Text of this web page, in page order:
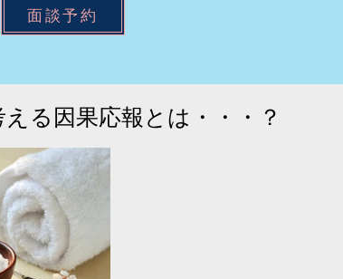
面談予約
る因果応報とは・・・？